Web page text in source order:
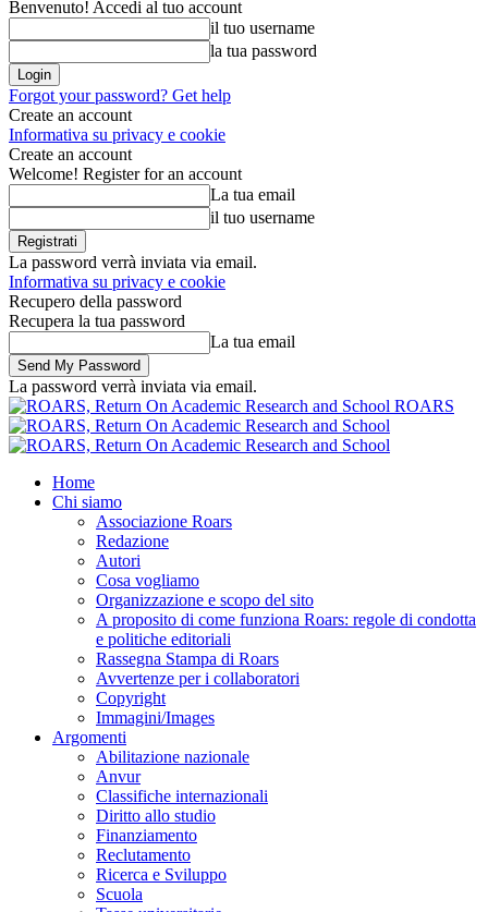
Benvenuto! Accedi al tuo account
il tuo username
la tua password
Forgot your password? Get help
Create an account
Informativa su privacy e cookie
Create an account
Welcome! Register for an account
La tua email
il tuo username
La password verrà inviata via email.
Informativa su privacy e cookie
Recupero della password
Recupera la tua password
La tua email
La password verrà inviata via email.
ROARS
Home
Chi siamo
Associazione Roars
Redazione
Autori
Cosa vogliamo
Organizzazione e scopo del sito
A proposito di come funziona Roars: regole di condotta
e politiche editoriali
Rassegna Stampa di Roars
Avvertenze per i collaboratori
Copyright
Immagini/Images
Argomenti
Abilitazione nazionale
Anvur
Classifiche internazionali
Diritto allo studio
Finanziamento
Reclutamento
Ricerca e Sviluppo
Scuola